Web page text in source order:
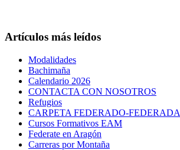
Artículos más leídos
Modalidades
Bachimaña
Calendario 2026
CONTACTA CON NOSOTROS
Refugios
CARPETA FEDERADO-FEDERADA
Cursos Formativos EAM
Federate en Aragón
Carreras por Montaña